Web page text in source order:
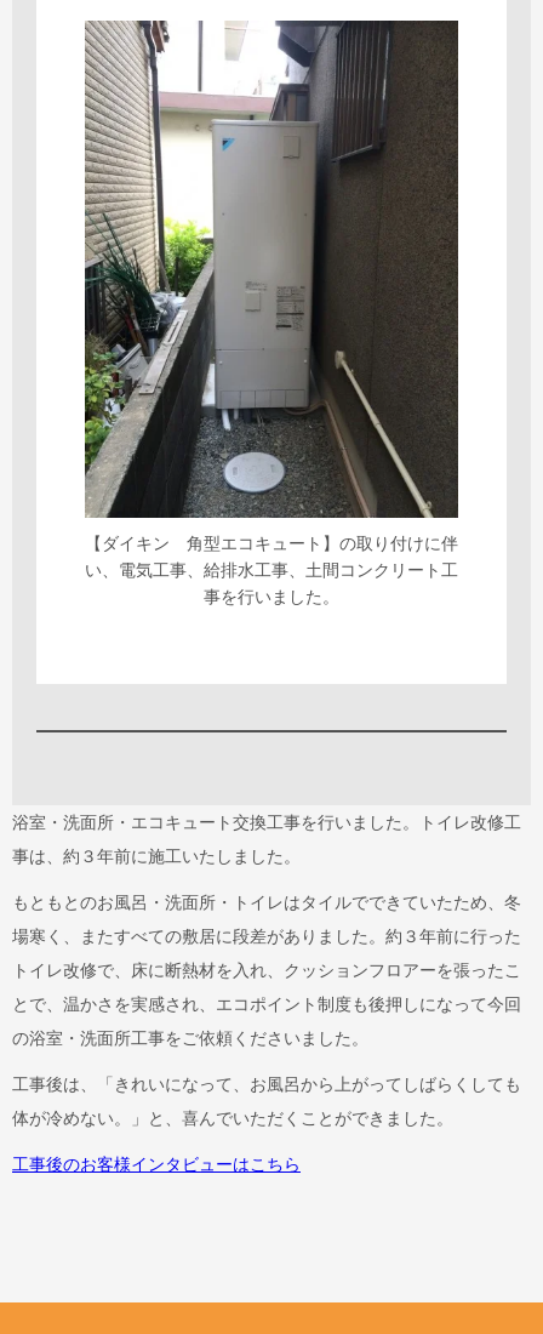
【ダイキン 角型エコキュート】の取り付けに伴
い、電気工事、給排水工事、土間コンクリート工
事を行いました。
浴室・洗面所・エコキュート交換工事を行いました。トイレ改修工
事は、約３年前に施工いたしました。
もともとのお風呂・洗面所・トイレはタイルでできていたため、冬
場寒く、またすべての敷居に段差がありました。約３年前に行った
トイレ改修で、床に断熱材を入れ、クッションフロアーを張ったこ
とで、温かさを実感され、エコポイント制度も後押しになって今回
の浴室・洗面所工事をご依頼くださいました。
工事後は、「きれいになって、お風呂から上がってしばらくしても
体が冷めない。」と、喜んでいただくことができました。
工事後のお客様インタビューはこちら